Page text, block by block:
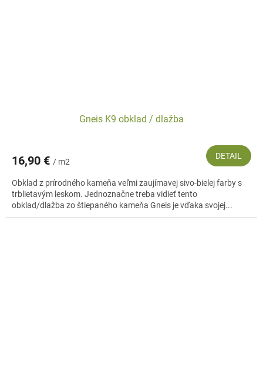
Gneis K9 obklad / dlažba
16,90 € / m2
DETAIL
Obklad z prírodného kameňa veľmi zaujímavej sivo-bielej farby s
trblietavým leskom. Jednoznačne treba vidieť tento
obklad/dlažba zo štiepaného kameňa Gneis je vďaka svojej...